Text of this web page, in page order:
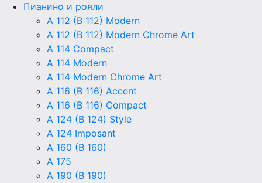
Пианино и рояли
A 112 (B 112) Modern
A 112 (B 112) Modern Chrome Art
A 114 Compact
A 114 Modern
A 114 Modern Chrome Art
A 116 (B 116) Accent
A 116 (B 116) Compact
A 124 (B 124) Style
A 124 Imposant
A 160 (B 160)
A 175
A 190 (B 190)